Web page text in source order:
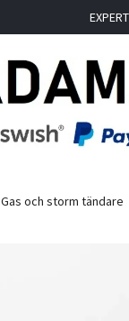
Gas och storm tändare